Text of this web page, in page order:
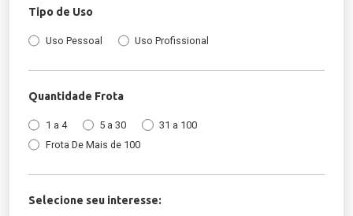
Tipo de Uso
Uso Pessoal Uso Profissional
Quantidade Frota
1 a 4 5 a 30
31 a 100
Frota De Mais de 100
Selecione seu interesse: